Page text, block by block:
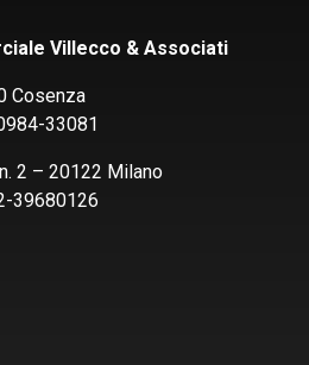
Villecco & Associati
Cosenza
33081
2 – 20122 Milano
39680126